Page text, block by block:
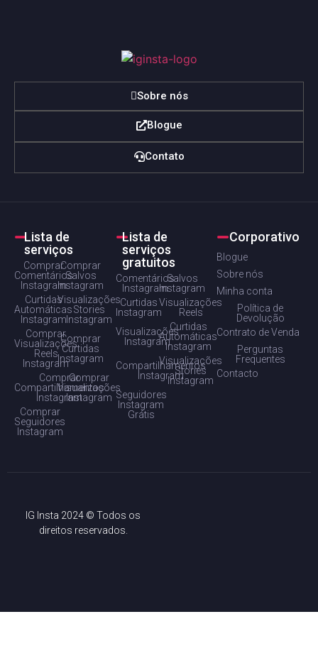
Sobre nós
Blogue
Contato
Lista de
serviços
Comprar
Comentários
Instagram
Comprar
Salvos
Instagram
Curtidas
Automáticas
Instagram
Visualizações
Stories
Instagram
Comprar
Visualizações
Reels
Instagram
Comprar
Curtidas
Instagram
Comprar
Compartilhamentos
Instagram
Comprar
Visualizações
Instagram
Comprar
Seguidores
Instagram
Lista de
serviços
gratuitos
Comentários
Instagram
Salvos
Instagram
Curtidas
Instagram
Visualizações
Reels
Visualizações
Instagram
Curtidas
Automáticas
Instagram
Compartilhamentos
Instagram
Visualizações
Stories
Instagram
Seguidores
Instagram
Grátis
Corporativo
Blogue
Sobre nós
Minha conta
Política de
Devolução
Contrato de Venda
Perguntas
Frequentes
Contacto
IG Insta 2024 © Todos os
direitos reservados.